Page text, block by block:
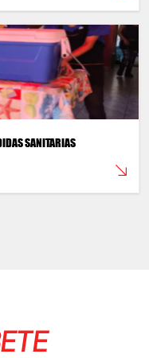
SANITARIAS